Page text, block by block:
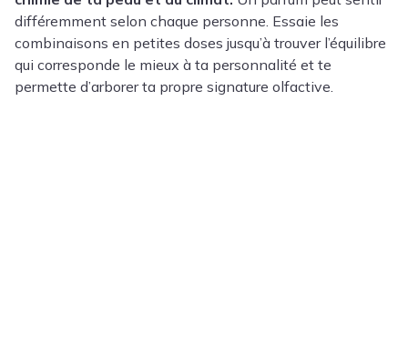
différemment selon chaque personne. Essaie les
combinaisons en petites doses jusqu’à trouver l’équilibre
qui corresponde le mieux à ta personnalité et te
permette d’arborer ta propre signature olfactive.